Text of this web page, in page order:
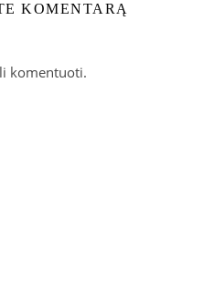
KOMENTARĄ
komentuoti.